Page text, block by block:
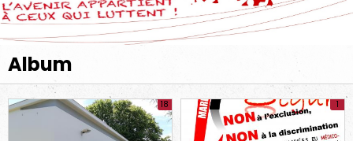
Album
18 1